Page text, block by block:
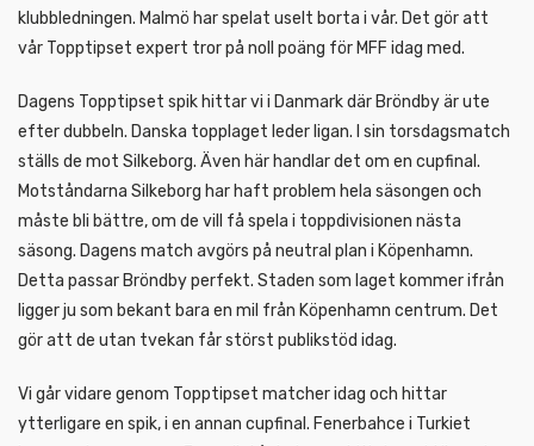
klubbledningen. Malmö har spelat uselt borta i vår. Det gör att
vår Topptipset expert tror på noll poäng för MFF idag med.
Dagens Topptipset spik hittar vi i Danmark där Bröndby är ute
efter dubbeln. Danska topplaget leder ligan. I sin torsdagsmatch
ställs de mot Silkeborg. Även här handlar det om en cupfinal.
Motståndarna Silkeborg har haft problem hela säsongen och
måste bli bättre, om de vill få spela i toppdivisionen nästa
säsong. Dagens match avgörs på neutral plan i Köpenhamn.
Detta passar Bröndby perfekt. Staden som laget kommer ifrån
ligger ju som bekant bara en mil från Köpenhamn centrum. Det
gör att de utan tvekan får störst publikstöd idag.
Vi går vidare genom Topptipset matcher idag och hittar
ytterligare en spik, i en annan cupfinal. Fenerbahce i Turkiet